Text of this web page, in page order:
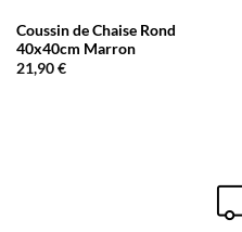
Coussin de Chaise Rond
40x40cm Marron
21,90€